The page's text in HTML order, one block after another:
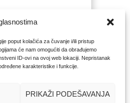
poput kolačića za čuvanje i/ili pristup
će nam omogućiti da obrađujemo
ID-ovi na ovoj web lokaciji. Nepristanak
karakteristike i funkcije.
PRIKAŽI PODEŠAVANJA